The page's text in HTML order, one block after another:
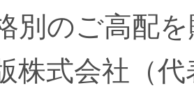
別のご高配
株式会社（